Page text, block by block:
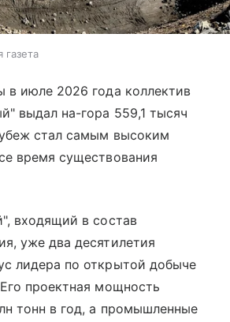
газета
в июле 2026 года коллектив
выдал на-гора 559,1 тысяч
стал самым высоким
время существования
входящий в состав
уже два десятилетия
лидера по открытой добыче
проектная мощность
тонн в год, а промышленные